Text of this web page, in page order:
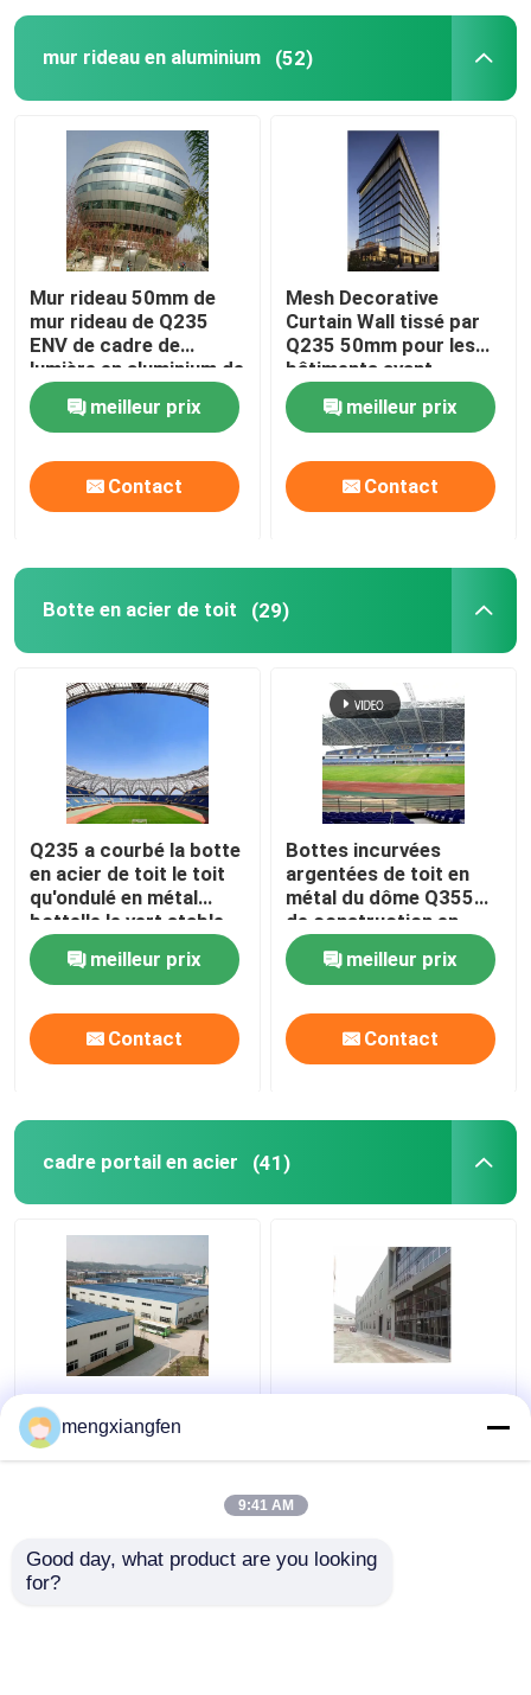
mur rideau en aluminium (52)
Mur rideau 50mm de
mur rideau de Q235
ENV de cadre de
lumière en aluminium de
profil
meilleur prix
Contact
Mesh Decorative
Curtain Wall tissé par
Q235 50mm pour les
bâtiments ayant
beaucoup d'étages
meilleur prix
Contact
Botte en acier de toit (29)
Q235 a courbé la botte
en acier de toit le toit
qu'ondulé en métal
bottelle le vert stable
meilleur prix
Contact
Bottes incurvées
argentées de toit en
métal du dôme Q355
de construction en
verre escamotable de
toit
meilleur prix
Contact
cadre portail en acier (41)
Rigidité portaile de toit
de la construction
0.6mm de bâtiment à
Le portail jeté en acier
préfabriqué encadre la
métallique
mengxiangfen
9:41 AM
Good day, what product are you looking
for?